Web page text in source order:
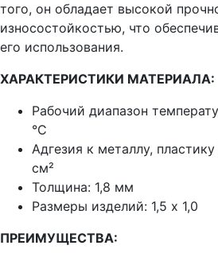
того, он обладает высокой
износостойкостью, что
его использования.
ХАРАКТЕРИСТИКИ МАТЕРИАЛА:
Рабочий диапазон
°C
Адгезия к металлу,
см²
Толщина: 1,8 мм
Размеры изделий: 1,5 х 1,0
ПРЕИМУЩЕСТВА: